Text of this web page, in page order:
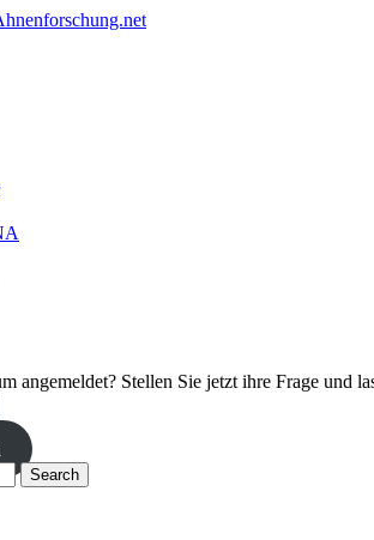
angemeldet? Stellen Sie jetzt ihre Frage und
Search